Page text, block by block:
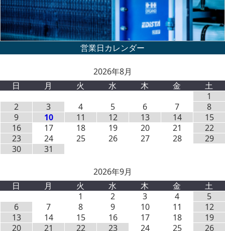
2026年8月
日
月 火 水 木 金
土
1
2
3 4 5 6 7
8
9
10 11 12 13 14
15
16
17 18 19 20 21
22
23
24 25 26 27 28
29
30
31
2026年9月
日
月 火 水 木 金
土
1
2 3 4
5
6
7 8 9 10 11
12
13
14 15 16 17 18
19
20
21 22 23 24 25
26